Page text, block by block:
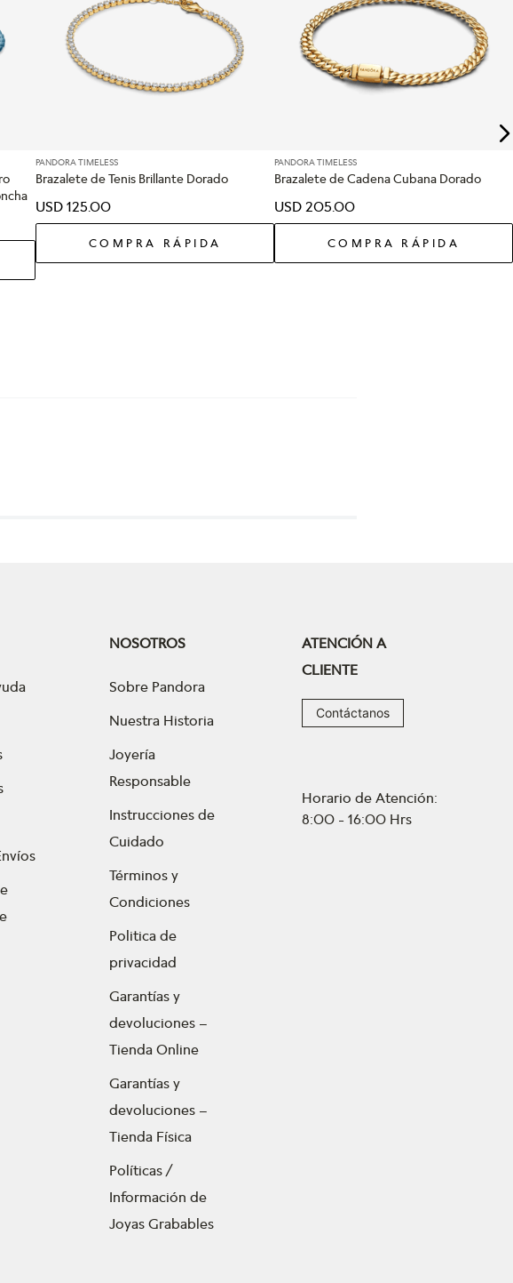
PANDORA TIMELESS
Brazalete de Tenis Brillante Dorado
USD 125.00
COMPRA RÁPIDA
PANDORA TIMELESS
Brazalete de Cadena Cubana Dorado
USD 205.00
COMPRA RÁPIDA
NOSOTROS
Sobre Pandora
Nuestra Historia
Joyería
Responsable
Instrucciones de
Cuidado
Términos y
Condiciones
Politica de
privacidad
Garantías y
devoluciones –
Tienda Online
Garantías y
devoluciones –
Tienda Física
Políticas /
Información de
Joyas Grabables
ATENCIÓN A
CLIENTE
Contáctanos
Horario de Atención:
8:00 - 16:00 Hrs